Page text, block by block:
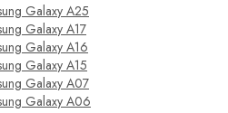
Galaxy A25
Galaxy A17
Galaxy A16
Galaxy A15
Galaxy A07
Galaxy A06